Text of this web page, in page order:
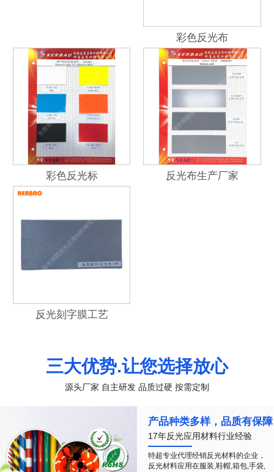
彩色反光布
彩色反光标 反光布生产厂家
反光刻字膜工艺
三大优势.让您选择放心
源头厂家 自主研发 品质过硬 按需定制
产品种类多样，品质有保障
17年反光应用材料行业经验
特超专业代理经销反光材料的企业，
反光材料应用在服装,鞋帽,箱包,手袋,